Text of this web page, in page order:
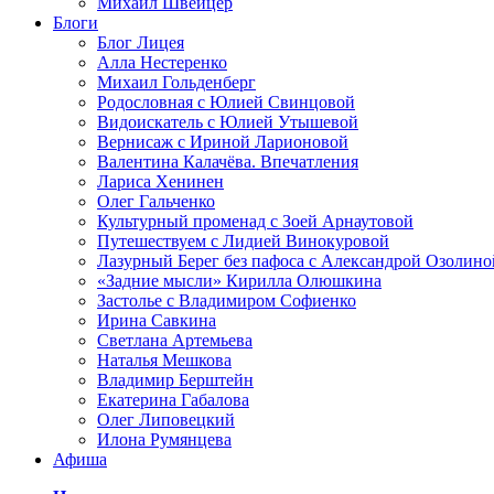
Блоги
Блог Лицея
Алла Нестеренко
Михаил Гольденберг
Родословная с Юлией Свинцовой
Видоискатель с Юлией Утышевой
Вернисаж с Ириной Ларионовой
Валентина Калачёва. Впечатления
Лариса Хенинен
Олег Гальченко
Культурный променад с Зоей Арнаутовой
Путешествуем с Лидией Винокуровой
Лазурный Берег без пафоса с Александрой
«Задние мысли» Кирилла Олюшкина
Застолье с Владимиром Софиенко
Ирина Савкина
Светлана Артемьева
Наталья Мешкова
Владимир Берштейн
Екатерина Габалова
Олег Липовецкий
Илона Румянцева
Афиша